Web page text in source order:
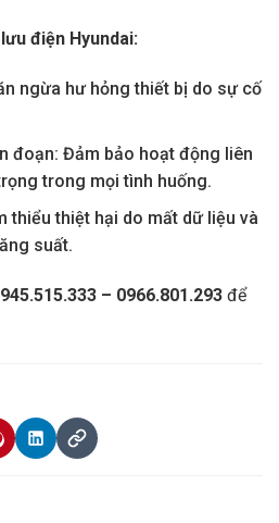
điện Hyundai:
ngừa hư hỏng thiết bị do sự cố
đoạn: Đảm bảo hoạt động liên
trong mọi tình huống.
thiểu thiệt hại do mất dữ liệu và
suất.
– 0966.801.293 để